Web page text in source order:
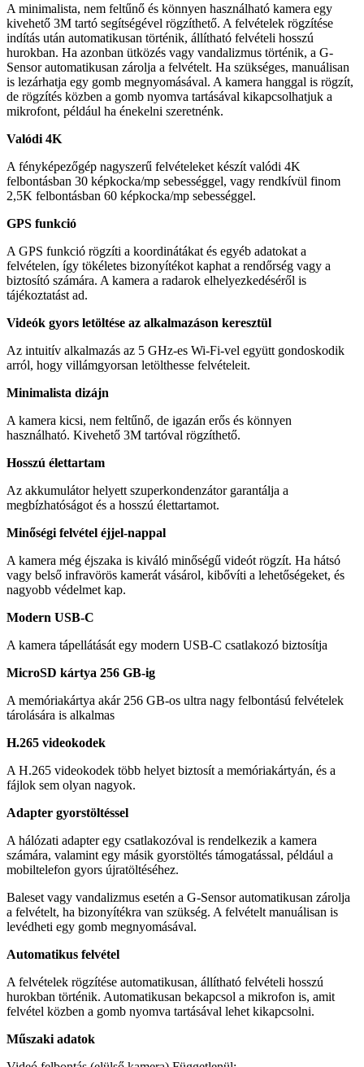
A minimalista, nem feltűnő és könnyen használható kamera egy
kivehető 3M tartó segítségével rögzíthető. A felvételek rögzítése
indítás után automatikusan történik, állítható felvételi hosszú
hurokban. Ha azonban ütközés vagy vandalizmus történik, a G-
Sensor automatikusan zárolja a felvételt. Ha szükséges, manuálisan
is lezárhatja egy gomb megnyomásával. A kamera hanggal is rögzít,
de rögzítés közben a gomb nyomva tartásával kikapcsolhatjuk a
mikrofont, például ha énekelni szeretnénk.
Valódi 4K
A fényképezőgép nagyszerű felvételeket készít valódi 4K
felbontásban 30 képkocka/mp sebességgel, vagy rendkívül finom
2,5K felbontásban 60 képkocka/mp sebességgel.
GPS funkció
A GPS funkció rögzíti a koordinátákat és egyéb adatokat a
felvételen, így tökéletes bizonyítékot kaphat a rendőrség vagy a
biztosító számára. A kamera a radarok elhelyezkedéséről is
tájékoztatást ad.
Videók gyors letöltése az alkalmazáson keresztül
Az intuitív alkalmazás az 5 GHz-es Wi-Fi-vel együtt gondoskodik
arról, hogy villámgyorsan letölthesse felvételeit.
Minimalista dizájn
A kamera kicsi, nem feltűnő, de igazán erős és könnyen
használható. Kivehető 3M tartóval rögzíthető.
Hosszú élettartam
Az akkumulátor helyett szuperkondenzátor garantálja a
megbízhatóságot és a hosszú élettartamot.
Minőségi felvétel éjjel-nappal
A kamera még éjszaka is kiváló minőségű videót rögzít. Ha hátsó
vagy belső infravörös kamerát vásárol, kibővíti a lehetőségeket, és
nagyobb védelmet kap.
Modern USB-C
A kamera tápellátását egy modern USB-C csatlakozó biztosítja
MicroSD kártya 256 GB-ig
A memóriakártya akár 256 GB-os ultra nagy felbontású felvételek
tárolására is alkalmas
H.265 videokodek
A H.265 videokodek több helyet biztosít a memóriakártyán, és a
fájlok sem olyan nagyok.
Adapter gyorstöltéssel
A hálózati adapter egy csatlakozóval is rendelkezik a kamera
számára, valamint egy másik gyorstöltés támogatással, például a
mobiltelefon gyors újratöltéséhez.
Baleset vagy vandalizmus esetén a G-Sensor automatikusan zárolja
a felvételt, ha bizonyítékra van szükség. A felvételt manuálisan is
levédheti egy gomb megnyomásával.
Automatikus felvétel
A felvételek rögzítése automatikusan, állítható felvételi hosszú
hurokban történik. Automatikusan bekapcsol a mikrofon is, amit
felvétel közben a gomb nyomva tartásával lehet kikapcsolni.
Műszaki adatok